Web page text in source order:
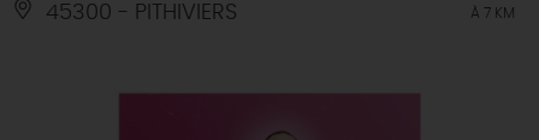
45300 - PITHIVIERS À 7 KM